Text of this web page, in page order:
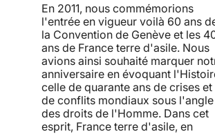
En 2011, nous commémorions
l'entrée en vigueur voilà 60 ans
la Convention de Genève et les
ans de France terre d'asile. Nous
avions ainsi souhaité marquer
anniversaire en évoquant
celle de quarante ans de crises et
de conflits mondiaux sous l'angle
des droits de l'Homme. Dans cet
esprit, France terre d'asile, en